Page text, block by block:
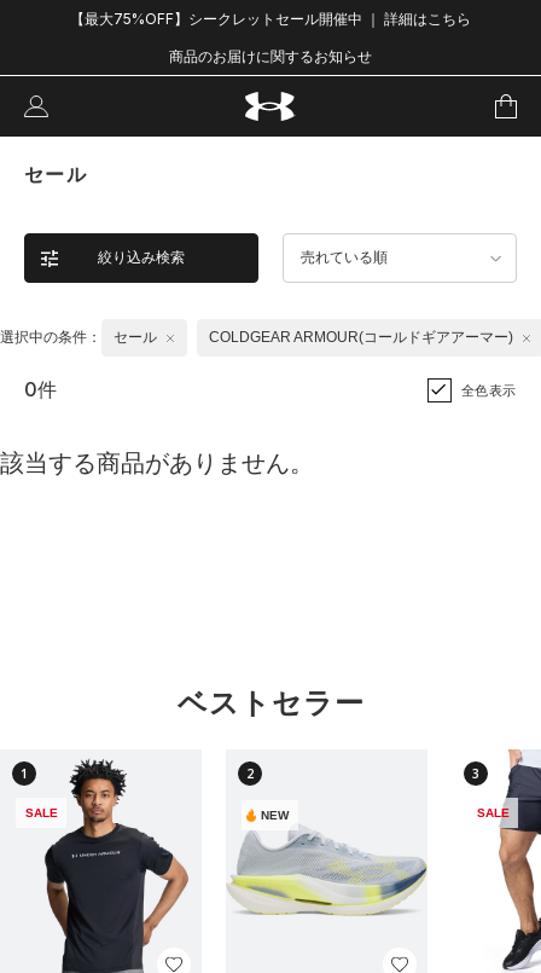
【最大75%OFF】シークレットセール開催中 ｜ 詳細はこちら
商品のお届けに関するお知らせ
セール
絞り込み検索 売れている順
選択中の条件： セール COLDGEAR ARMOUR(コールドギアアーマー)
0件 全色表示
該当する商品がありません。
ベストセラー
1
SALE
2
NEW
3
SALE